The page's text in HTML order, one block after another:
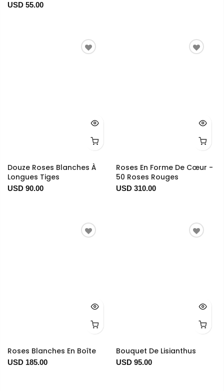
USD 55.00
Douze Roses Blanches À
Longues Tiges
USD 90.00
Roses En Forme De Cœur -
50 Roses Rouges
USD 310.00
Roses Blanches En Boîte
USD 185.00
Bouquet De Lisianthus
USD 95.00